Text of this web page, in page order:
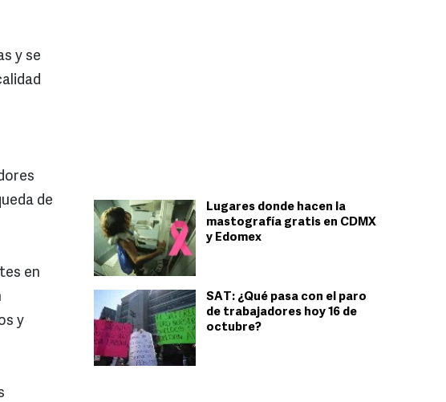
Lugares donde hacen la
mastografía gratis en CDMX
y Edomex
SAT: ¿Qué pasa con el paro
de trabajadores hoy 16 de
octubre?
y se
de
en
y